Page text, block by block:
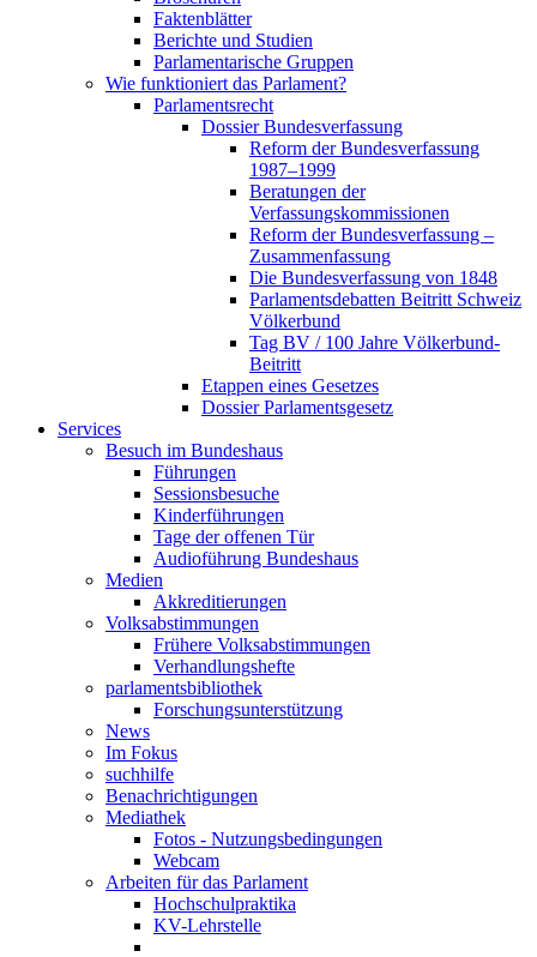
Faktenblätter
Berichte und Studien
Parlamentarische Gruppen
Wie funktioniert das Parlament?
Parlamentsrecht
Dossier Bundesverfassung
Reform der Bundesverfassung
1987–1999
Beratungen der
Verfassungskommissionen
Reform der Bundesverfassung –
Zusammenfassung
Die Bundesverfassung von 1848
Parlamentsdebatten Beitritt Schweiz
Völkerbund
Tag BV / 100 Jahre Völkerbund-
Beitritt
Etappen eines Gesetzes
Dossier Parlamentsgesetz
Services
Besuch im Bundeshaus
Führungen
Sessionsbesuche
Kinderführungen
Tage der offenen Tür
Audioführung Bundeshaus
Medien
Akkreditierungen
Volksabstimmungen
Frühere Volksabstimmungen
Verhandlungshefte
parlamentsbibliothek
Forschungsunterstützung
News
Im Fokus
suchhilfe
Benachrichtigungen
Mediathek
Fotos - Nutzungsbedingungen
Webcam
Arbeiten für das Parlament
Hochschulpraktika
KV-Lehrstelle